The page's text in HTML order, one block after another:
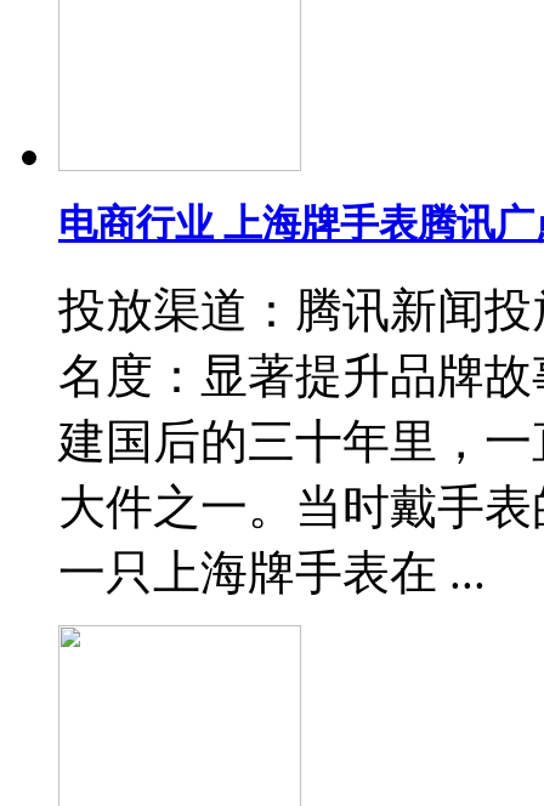
电商行业 上海牌手表腾讯
投放渠道：腾讯新闻
名度：显著提升品牌
建国后的三十年里，
大件之一。当时戴手
一只上海牌手表在 ...